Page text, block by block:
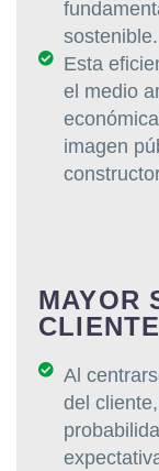
sostenible.
Esta
el medio
imagen
MAYOR
CLIENTE
Al
del